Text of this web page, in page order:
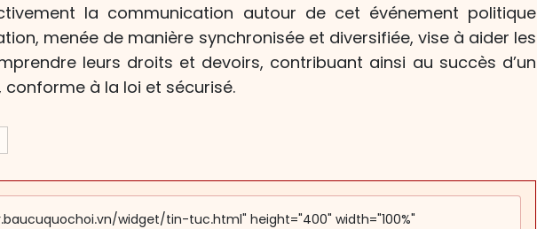
la communication autour de cet événement politique
menée de manière synchronisée et diversifiée, vise à aider les
leurs droits et devoirs, contribuant ainsi au succès d’un
à la loi et sécurisé.